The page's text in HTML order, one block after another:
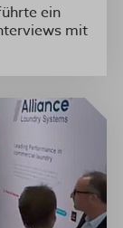
ein
mit